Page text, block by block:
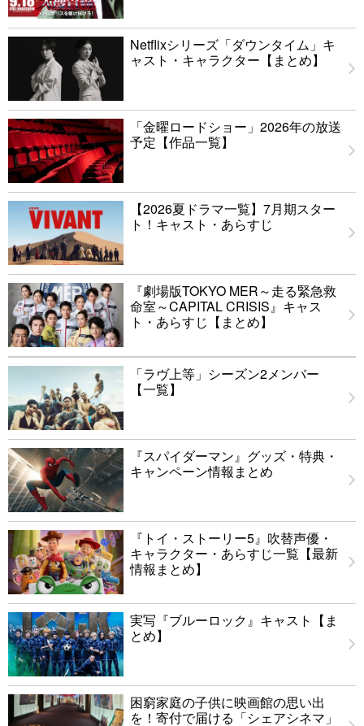
Netflixシリーズ「ダウンタイム」キ
ャスト・キャラクター【まとめ】
「金曜ロードショー」2026年の放送
予定【作品一覧】
【2026夏ドラマ一覧】7月期スター
ト！キャスト・あらすじ
『劇場版TOKYO MER～走る緊急救
命室～CAPITAL CRISIS』キャス
ト・あらすじ【まとめ】
「ラヴ上等」シーズン2メンバー
【一覧】
『スパイダーマン』グッズ・特典・
キャンペーン情報まとめ
『トイ・ストーリー5』吹替声優・
キャラクター・あらすじ一覧【最新
情報まとめ】
実写『ブルーロック』キャスト【ま
とめ】
困窮家庭の子供に映画館の思い出
を！寄付で届ける「シェアシネマ」